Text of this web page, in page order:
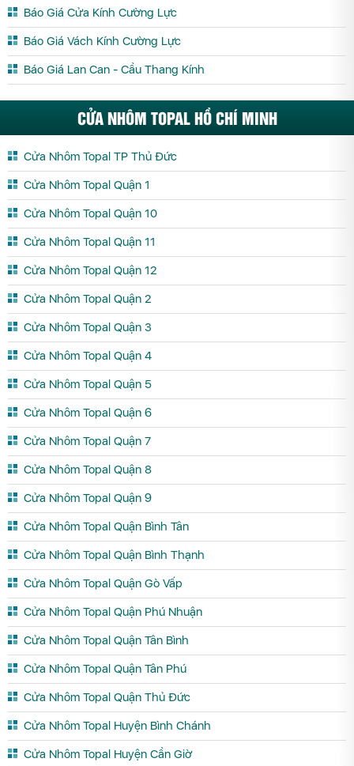
Báo Giá Cửa Kính Cường Lực
Báo Giá Vách Kính Cường Lực
Báo Giá Lan Can - Cầu Thang Kính
CỬA NHÔM TOPAL HỒ CHÍ MINH
Cửa Nhôm Topal TP Thủ Đức
Cửa Nhôm Topal Quận 1
Cửa Nhôm Topal Quận 10
Cửa Nhôm Topal Quận 11
Cửa Nhôm Topal Quận 12
Cửa Nhôm Topal Quận 2
Cửa Nhôm Topal Quận 3
Cửa Nhôm Topal Quận 4
Cửa Nhôm Topal Quận 5
Cửa Nhôm Topal Quận 6
Cửa Nhôm Topal Quận 7
Cửa Nhôm Topal Quận 8
Cửa Nhôm Topal Quận 9
Cửa Nhôm Topal Quận Bình Tân
Cửa Nhôm Topal Quận Bình Thạnh
Cửa Nhôm Topal Quận Gò Vấp
Cửa Nhôm Topal Quận Phú Nhuận
Cửa Nhôm Topal Quận Tân Bình
Cửa Nhôm Topal Quận Tân Phú
Cửa Nhôm Topal Quận Thủ Đức
Cửa Nhôm Topal Huyện Bình Chánh
Cửa Nhôm Topal Huyện Cần Giờ